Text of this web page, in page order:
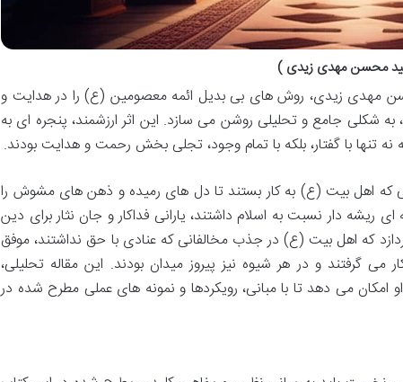
محسن مهدی زیدی )
مهدی زیدی، روش های بی بدیل ائمه معصومین (ع) را در هدایت و
جامع و تحلیلی روشن می سازد. این اثر ارزشمند، پنجره ای به
تنها با گفتار، بلکه با تمام وجود، تجلی بخش رحمت و هدایت بودند.
که اهل بیت (ع) به کار بستند تا دل های رمیده و ذهن های مشوش را
ریشه دار نسبت به اسلام داشتند، یارانی فداکار و جان نثار برای دین
که اهل بیت (ع) در جذب مخالفانی که عنادی با حق نداشتند، موفق
گرفتند و در هر شیوه نیز پیروز میدان بودند. این مقاله تحلیلی،
امکان می دهد تا با مبانی، رویکردها و نمونه های عملی مطرح شده در